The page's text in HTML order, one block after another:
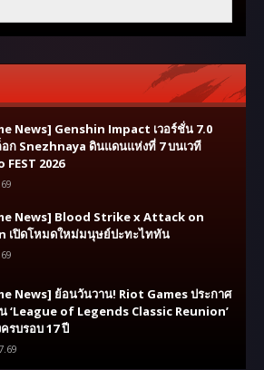
News] Genshin Impact เวอร์ชั่น 7.0
ก Snezhnaya ดินแดนแห่งที่ 7 บนเวที
FEST 2026
News] Blood Strike x Attack on
เปิดโหมดใหม่มนุษย์ปะทะไททัน
News] ย้อนวันวาน! Riot Games ประกาศ
‘League of Legends Classic Reunion’
รบรอบ 17 ปี